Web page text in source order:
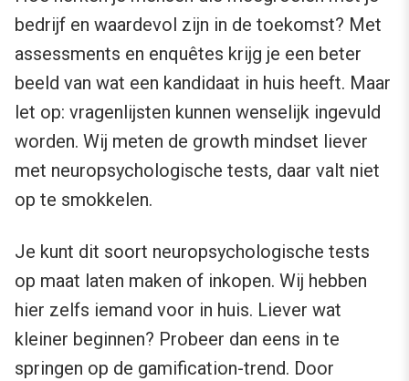
bedrijf en waardevol zijn in de toekomst? Met
assessments en enquêtes krijg je een beter
beeld van wat een kandidaat in huis heeft. Maar
let op: vragenlijsten kunnen wenselijk ingevuld
worden. Wij meten de growth mindset liever
met neuropsychologische tests, daar valt niet
op te smokkelen.
Je kunt dit soort neuropsychologische tests
op maat laten maken of inkopen. Wij hebben
hier zelfs iemand voor in huis. Liever wat
kleiner beginnen? Probeer dan eens in te
springen op de gamification-trend. Door